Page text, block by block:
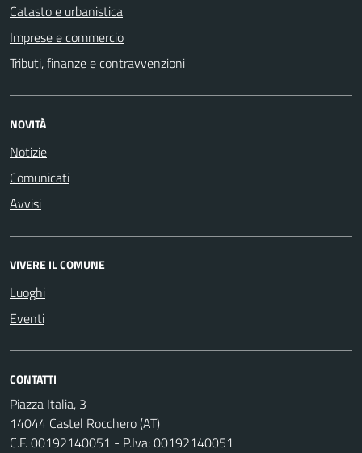
Catasto e urbanistica
Imprese e commercio
Tributi, finanze e contravvenzioni
NOVITÀ
Notizie
Comunicati
Avvisi
VIVERE IL COMUNE
Luoghi
Eventi
CONTATTI
Piazza Italia, 3
14044 Castel Rocchero (AT)
C.F. 00192140051 - P.Iva: 00192140051